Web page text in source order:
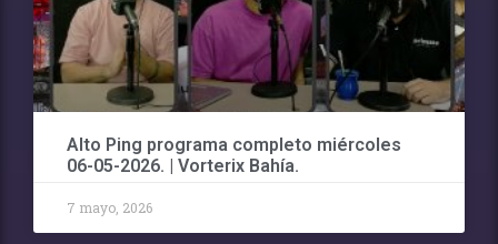
Alto Ping programa completo miércoles
06-05-2026. | Vorterix Bahía.
7 mayo, 2026